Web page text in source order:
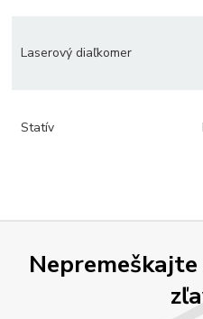
Laserový diaľkomer
Statív